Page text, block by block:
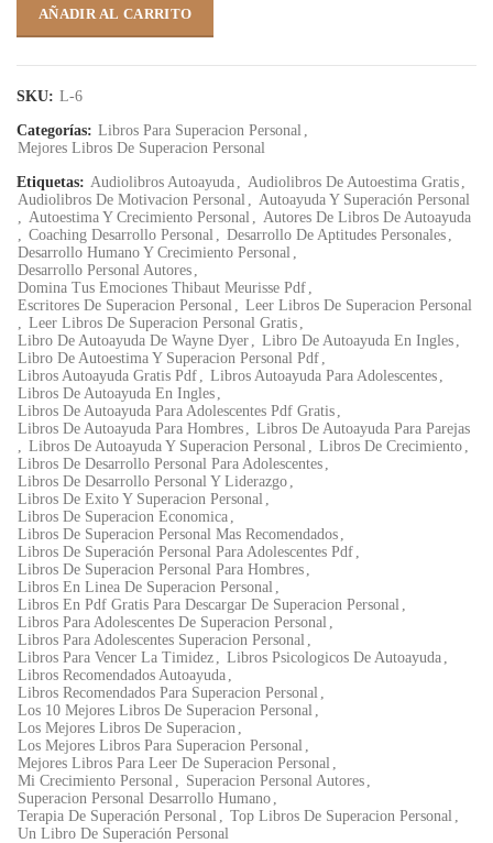
AÑADIR AL CARRITO
SKU: L-6
Categorías: Libros Para Superacion Personal ,
Mejores Libros De Superacion Personal
Etiquetas: Audiolibros Autoayuda , Audiolibros De Autoestima Gratis ,
Audiolibros De Motivacion Personal , Autoayuda Y Superación Personal
, Autoestima Y Crecimiento Personal , Autores De Libros De Autoayuda
, Coaching Desarrollo Personal , Desarrollo De Aptitudes Personales ,
Desarrollo Humano Y Crecimiento Personal ,
Desarrollo Personal Autores ,
Domina Tus Emociones Thibaut Meurisse Pdf ,
Escritores De Superacion Personal , Leer Libros De Superacion Personal
, Leer Libros De Superacion Personal Gratis ,
Libro De Autoayuda De Wayne Dyer , Libro De Autoayuda En Ingles ,
Libro De Autoestima Y Superacion Personal Pdf ,
Libros Autoayuda Gratis Pdf , Libros Autoayuda Para Adolescentes ,
Libros De Autoayuda En Ingles ,
Libros De Autoayuda Para Adolescentes Pdf Gratis ,
Libros De Autoayuda Para Hombres , Libros De Autoayuda Para Parejas
, Libros De Autoayuda Y Superacion Personal , Libros De Crecimiento ,
Libros De Desarrollo Personal Para Adolescentes ,
Libros De Desarrollo Personal Y Liderazgo ,
Libros De Exito Y Superacion Personal ,
Libros De Superacion Economica ,
Libros De Superacion Personal Mas Recomendados ,
Libros De Superación Personal Para Adolescentes Pdf ,
Libros De Superacion Personal Para Hombres ,
Libros En Linea De Superacion Personal ,
Libros En Pdf Gratis Para Descargar De Superacion Personal ,
Libros Para Adolescentes De Superacion Personal ,
Libros Para Adolescentes Superacion Personal ,
Libros Para Vencer La Timidez , Libros Psicologicos De Autoayuda ,
Libros Recomendados Autoayuda ,
Libros Recomendados Para Superacion Personal ,
Los 10 Mejores Libros De Superacion Personal ,
Los Mejores Libros De Superacion ,
Los Mejores Libros Para Superacion Personal ,
Mejores Libros Para Leer De Superacion Personal ,
Mi Crecimiento Personal , Superacion Personal Autores ,
Superacion Personal Desarrollo Humano ,
Terapia De Superación Personal , Top Libros De Superacion Personal ,
Un Libro De Superación Personal